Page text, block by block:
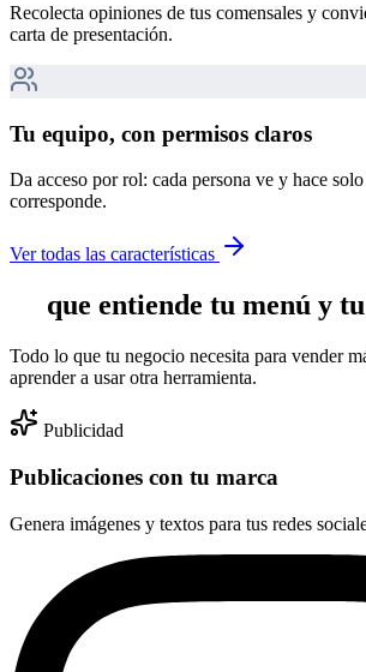
Recolecta opiniones de tus comensales y
carta de presentación.
Tu equipo, con permisos claros
Da acceso por rol: cada persona ve y hace
corresponde.
Ver todas las características
que entiende tu menú y
Todo lo que tu negocio necesita para vender
aprender a usar otra herramienta.
Publicidad
Publicaciones con tu marca
Genera imágenes y textos para tus redes